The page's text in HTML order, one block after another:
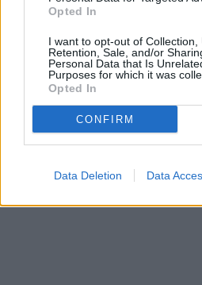
Opted In
I want to opt-out of Collection,
Retention, Sale, and/or
Personal Data that Is
Purposes for which it was
Opted In
CONFIRM
Data Deletion Data
Prima sport - co nabídne v prvním
vysílacím týdnu
Kdy
Parabola.cz- web o satelitní,
O webu parabola.cz•O souborech